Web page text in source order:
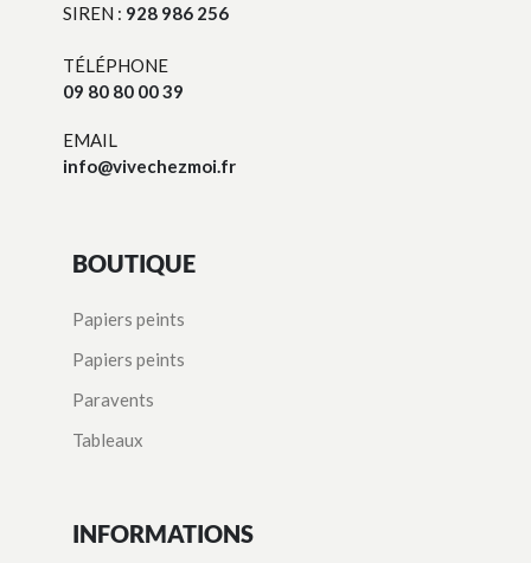
SIREN : 928 986 256
TÉLÉPHONE
09 80 80 00 39
EMAIL
info@vivechezmoi.fr
BOUTIQUE
Papiers peints
Papiers peints
Paravents
Tableaux
INFORMATIONS